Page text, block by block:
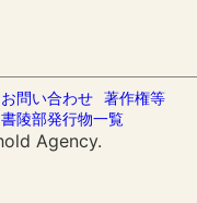
お問い合わせ 著作権等
書陵部発行物一覧
Agency.